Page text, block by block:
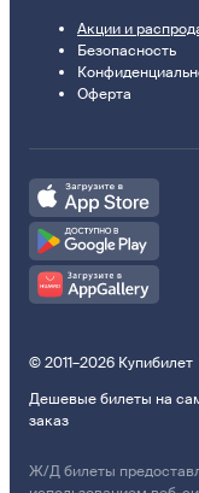
Акции и
Безопасность
Оферта
© 2011–2026 Купибилет
Дешевые билеты на
заказ
Ж/Д билеты